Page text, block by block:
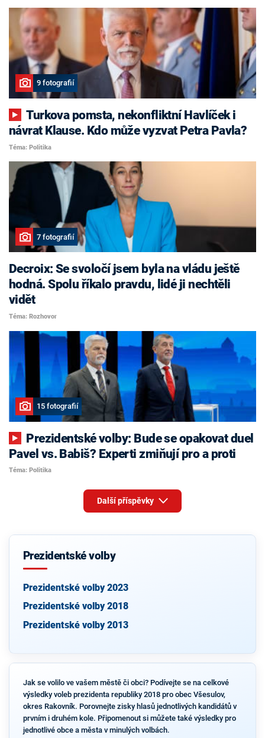
9 fotografií
Turkova pomsta, nekonfliktní Havlíček i
návrat Klause. Kdo může vyzvat Petra Pavla?
Téma: Politika
7 fotografií
Decroix: Se svoločí jsem byla na vládu ještě
hodná. Spolu říkalo pravdu, lidé ji nechtěli
vidět
Téma: Rozhovor
15 fotografií
Pavel vs. Babiš? Experti zmiňují pro a proti
Téma: Politika
Další příspěvky
Prezidentské volby
Prezidentské volby 2023
Prezidentské volby 2018
Prezidentské volby 2013
Jak se volilo ve vašem městě či obci? Podívejte se na celkové
výsledky voleb prezidenta republiky 2018 pro obec Všesulov,
okres Rakovník. Porovnejte zisky hlasů jednotlivých kandidátů v
prvním i druhém kole. Připomenout si můžete také výsledky pro
jednotlivé obce a města v minulých volbách.